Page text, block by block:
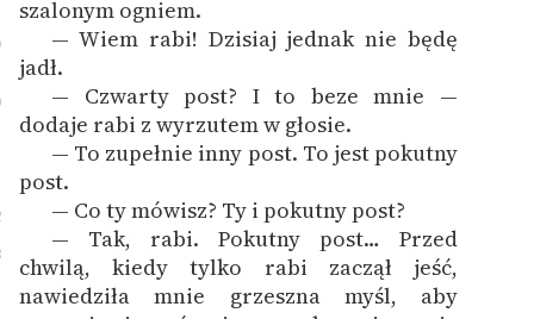
szalonym ogniem.
— Wiem rabi! Dzisiaj jednak nie będę
jadł.
— Czwarty post? I to beze mnie —
dodaje rabi z wyrzutem w głosie.
— To zupełnie inny post. To jest pokutny
post.
— Co ty mówisz? Ty i pokutny post?
— Tak, rabi. Pokutny post… Przed
chwilą, kiedy tylko rabi zaczął jeść,
nawiedziła mnie grzeszna myśl, aby